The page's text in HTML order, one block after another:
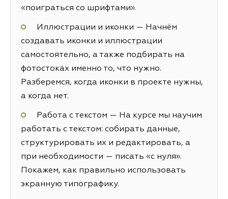
«поиграться со шрифтами».
Иллюстрации и иконки — Начнём
создавать иконки и иллюстрации
самостоятельно, а также подбирать на
фотостоках именно то, что нужно.
Разберемся, когда иконки в проекте нужны,
а когда нет.
Работа с текстом — На курсе мы научим
работать с текстом: собирать данные,
структурировать их и редактировать, а
при необходимости — писать «с нуля».
Покажем, как правильно использовать
экранную типографику.